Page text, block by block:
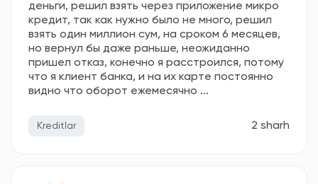
деньги, решил взять через приложение микро
кредит, так как нужно было не много, решил
взять один миллион сум, на сроком 6 месяцев,
но вернул бы даже раньше, неожиданно
пришел отказ, конечно я расстроился, потому
что я клиент банка, и на их карте постоянно
видно что оборот ежемесячно ...
Kreditlar 2 sharh